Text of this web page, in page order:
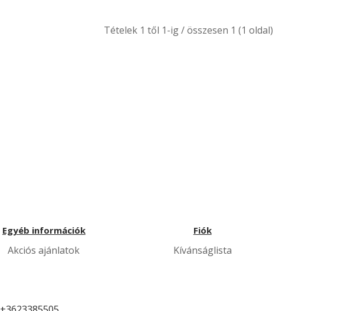
Tételek 1 től 1-ig / összesen 1 (1 oldal)
Egyéb információk
Akciós ajánlatok
Fiók
Kívánságlista